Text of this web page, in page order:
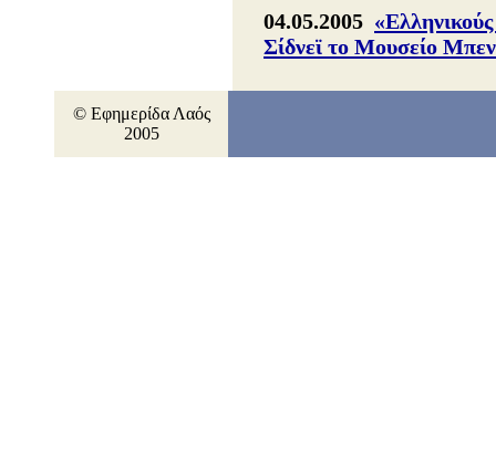
04.05.2005
Σίδνεϊ το Μουσείο
© Εφημερίδα Λαός
2005